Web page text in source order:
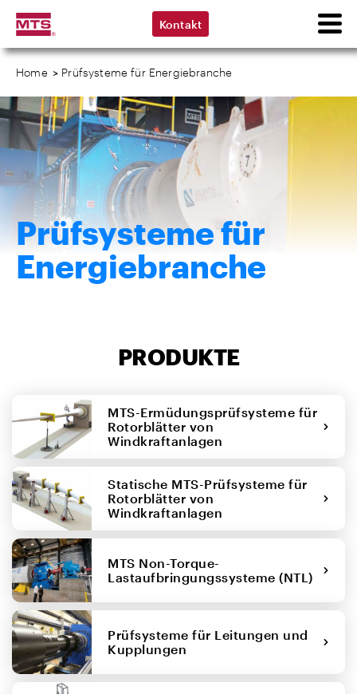
Kontakt
Home > Prüfsysteme für Energiebranche
Prüfsysteme für
Energiebranche
PRODUKTE
MTS-Ermüdungsprüfsysteme für
Rotorblätter von
Windkraftanlagen
Statische MTS-Prüfsysteme für
Rotorblätter von
Windkraftanlagen
MTS Non-Torque-
Lastaufbringungssysteme (NTL)
Prüfsysteme für Leitungen und
Kupplungen